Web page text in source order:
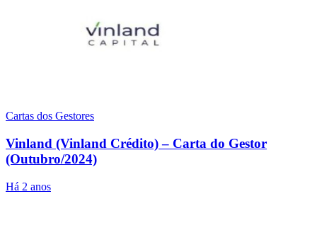
Cartas dos Gestores
Vinland (Vinland Crédito) – Carta do Gestor
(Outubro/2024)
Há 2 anos